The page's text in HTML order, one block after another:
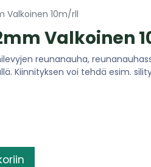
Valkoinen 10m/rll
Valkoinen
reunanauha,
Kiinnityksen voi tehdä esim.